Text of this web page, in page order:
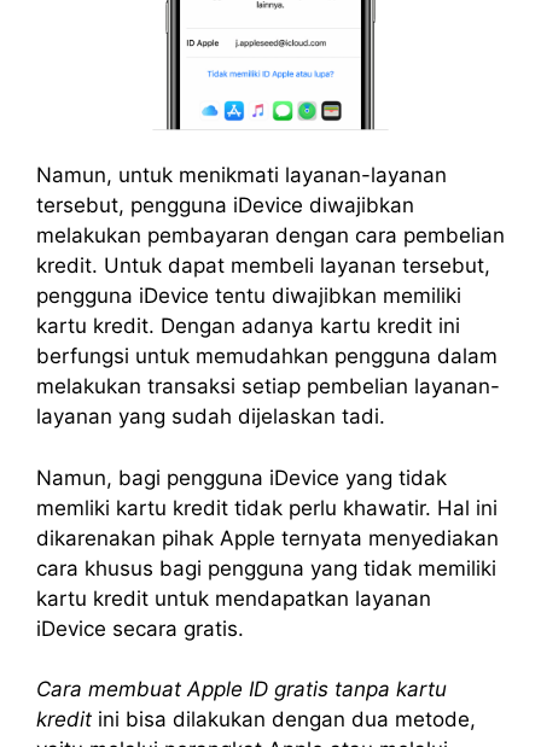
Namun, untuk menikmati layanan-layanan
tersebut, pengguna iDevice diwajibkan
melakukan pembayaran dengan cara pembelian
kredit. Untuk dapat membeli layanan tersebut,
pengguna iDevice tentu diwajibkan memiliki
kartu kredit. Dengan adanya kartu kredit ini
berfungsi untuk memudahkan pengguna dalam
melakukan transaksi setiap pembelian layanan-
layanan yang sudah dijelaskan tadi.
Namun, bagi pengguna iDevice yang tidak
memliki kartu kredit tidak perlu khawatir. Hal ini
dikarenakan pihak Apple ternyata menyediakan
cara khusus bagi pengguna yang tidak memiliki
kartu kredit untuk mendapatkan layanan
iDevice secara gratis.
Cara membuat Apple ID gratis tanpa kartu
kredit ini bisa dilakukan dengan dua metode,